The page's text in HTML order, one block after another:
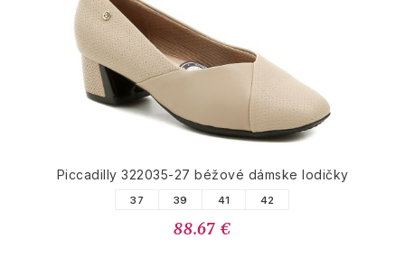
Piccadilly 322035-27 béžové dámske lodičky
37 39 41 42
88.67 €